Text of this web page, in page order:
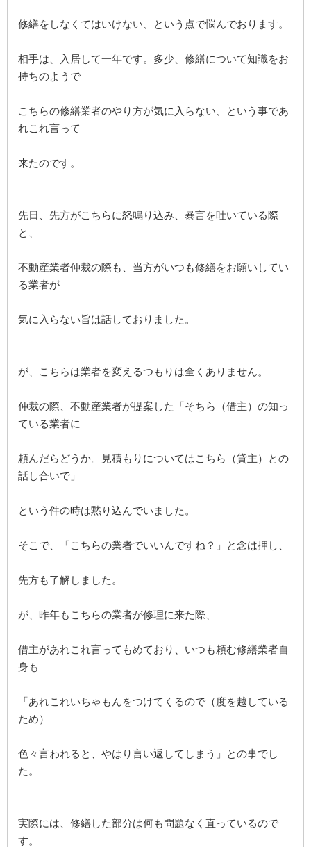
修繕をしなくてはいけない、という点で悩んでおります。
相手は、入居して一年です。多少、修繕について知識をお
持ちのようで
こちらの修繕業者のやり方が気に入らない、という事であ
れこれ言って
来たのです。
先日、先方がこちらに怒鳴り込み、暴言を吐いている際
と、
不動産業者仲裁の際も、当方がいつも修繕をお願いしてい
る業者が
気に入らない旨は話しておりました。
が、こちらは業者を変えるつもりは全くありません。
仲裁の際、不動産業者が提案した「そちら（借主）の知っ
ている業者に
頼んだらどうか。見積もりについてはこちら（貸主）との
話し合いで」
という件の時は黙り込んでいました。
そこで、「こちらの業者でいいんですね？」と念は押し、
先方も了解しました。
が、昨年もこちらの業者が修理に来た際、
借主があれこれ言ってもめており、いつも頼む修繕業者自
身も
「あれこれいちゃもんをつけてくるので（度を越している
ため）
色々言われると、やはり言い返してしまう」との事でし
た。
実際には、修繕した部分は何も問題なく直っているので
す。